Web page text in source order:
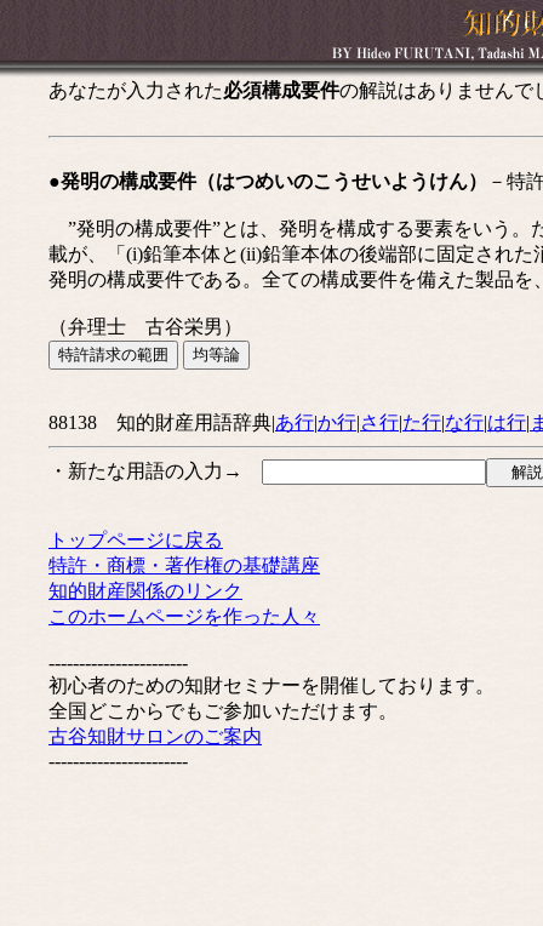
あなたが入力された必須構成要件の解説はありませんで
●発明の構成要件（はつめいのこうせいようけん） －特
”発明の構成要件”とは、発明を構成する要素をいう。
載が、「(i)鉛筆本体と(ii)鉛筆本体の後端部に固定され
発明の構成要件である。全ての構成要件を備えた製品
（弁理士 古谷栄男）
88138 知的財産用語辞典|あ行|か行|さ行|た行|な行|は行|
・新たな用語の入力→
トップページに戻る
特許・商標・著作権の基礎講座
知的財産関係のリンク
このホームページを作った人々
-----------------------
初心者のための知財セミナーを開催しております。
全国どこからでもご参加いただけます。
古谷知財サロンのご案内
-----------------------